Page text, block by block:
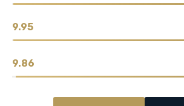
9.95
9.86